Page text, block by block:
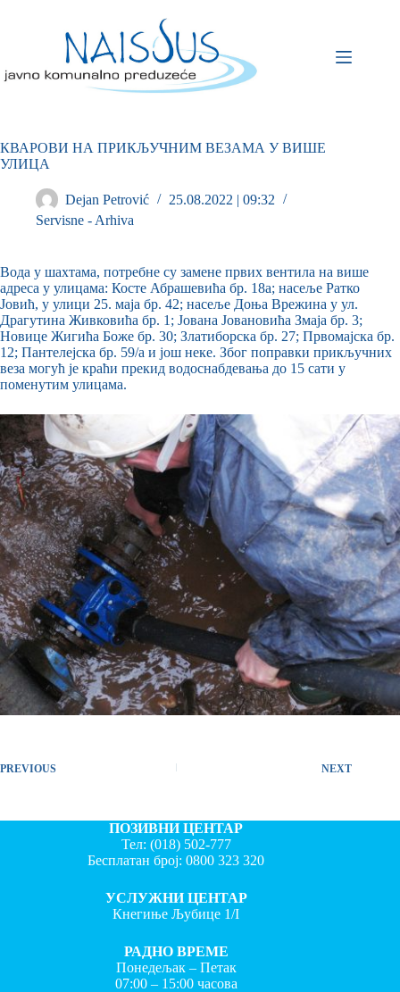
КВАРOВИ НА ПРИКЉУЧНИМ ВЕЗАМА У ВИШЕ
УЛИЦА
Dejan Petrović
25.08.2022 | 09:32
Servisne - Arhiva
Вода у шахтама, потребне су замене првих вентила на више
адреса у улицама: Косте Абрашевића бр. 18а; насеље Ратко
Јовић, у улици 25. маја бр. 42; насеље Доња Врежина у ул.
Драгутина Живковића бр. 1; Јована Јовановића Змаја бр. 3;
Новице Жигића Боже бр. 30; Златиборска бр. 27; Првомајска бр.
12; Пантелејска бр. 59/а и још неке. Због поправки прикључних
веза могућ је краћи прекид водоснабдевања до 15 сати у
поменутим улицама.
PREVIOUS NEXT
ПОЗИВНИ ЦЕНТАР
Тел: (018) 502-777
Бесплатан број:0800 323 320
УСЛУЖНИ ЦЕНТАР
Кнегиње Љубице 1/I
РАДНО ВРЕМЕ
Понедељак – Петак
07:00 – 15:00 часова